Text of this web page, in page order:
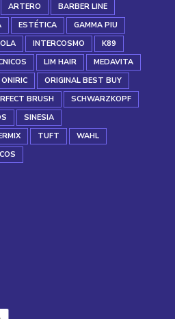
ARTERO
BARBER LINE
ESTÉTICA
GAMMA PIU
INTERCOSMO
K89
LIM HAIR
MEDAVITA
ONIRIC
ORIGINAL BEST BUY
BRUSH
SCHWARZKOPF
SINESIA
TUFT
WAHL